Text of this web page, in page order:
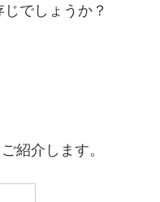
でしょうか？
紹介します。